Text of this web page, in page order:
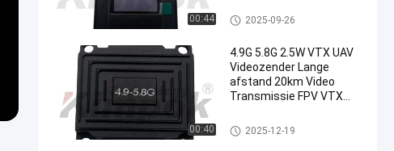
00:44
Transmissie
FPV-VTX
2025-09-26
00:40
4.9G 5.8G 2.5W VTX UAV
Videozender Lange
afstand 20km Video
Transmissie FPV VTX
FPV-VTX
2025-12-19